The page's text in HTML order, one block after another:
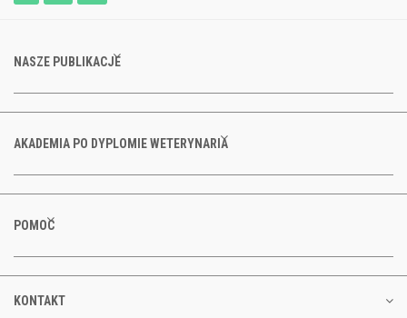
NASZE PUBLIKACJE
AKADEMIA PO DYPLOMIE WETERYNARIA
POMOC
KONTAKT